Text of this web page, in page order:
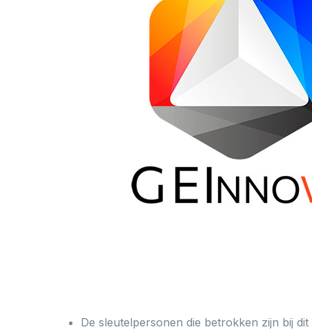
De sleutelpersonen die betrokken zijn bij